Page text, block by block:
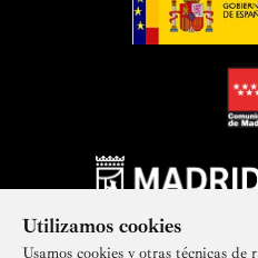
Utilizamos cookies
Usamos cookies y otras técnicas